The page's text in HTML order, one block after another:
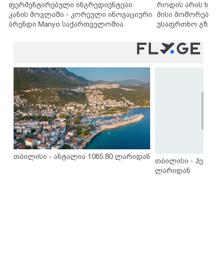
ფერმენტირებული ინგრედიენტები
კანის მოვლაში - კორეული ინოვაციური
ბრენდი Manyo საქართველოშია
როდის არის
მისი
უსაფრთხო
თბილისი - ანტალია 1085.80 ლარიდან
თბილისი -
ლარიდან